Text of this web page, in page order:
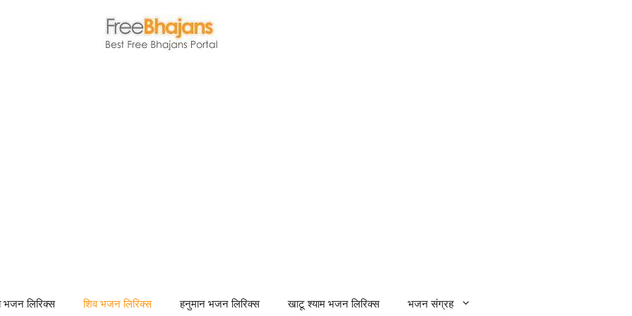
भजन लिरिक्स शिव भजन लिरिक्स हनुमान भजन लिरिक्स खाटू श्याम भजन लिरिक्स भजन संग्रह